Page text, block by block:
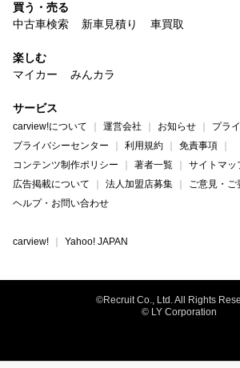
買う・売る
中古車検索
新車見積り 車買取
楽しむ
マイカー
みんカラ
サービス
carview!について 運営会社 お知らせ
プラ
プライバシーセンター
利用規約
免責事項
コンテンツ制作ポリシー
著者一覧
サイトマッ
広告掲載について
法人加盟店募集
ご意見・ご
ヘルプ・お問い合わせ
carview! Yahoo! JAPAN
©Recruit Co., Ltd. All Rights
© LY Corporation